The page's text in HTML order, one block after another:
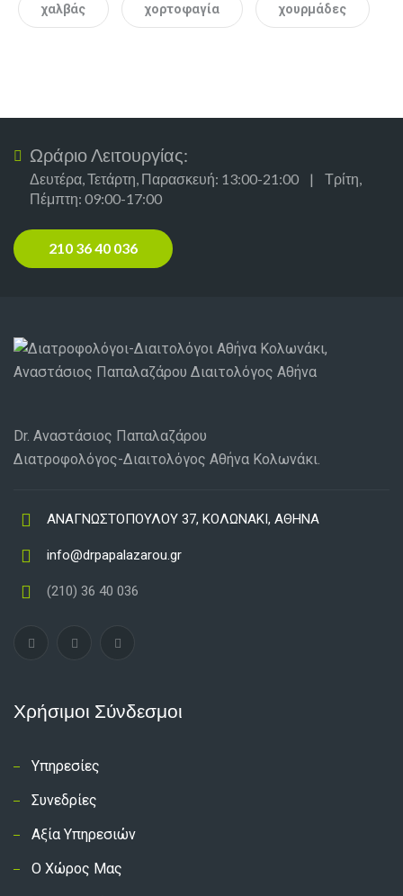
χαλβάς χορτοφαγία χουρμάδες
Ωράριο Λειτουργίας:
Δευτέρα, Τετάρτη, Παρασκευή: 13:00-21:00 | Τρίτη,
Πέμπτη: 09:00-17:00
210 36 40 036
Dr. Αναστάσιος Παπαλαζάρου
Διατροφολόγος-Διαιτολόγος Αθήνα Κολωνάκι.
ΑΝΑΓΝΩΣΤΟΠΟΥΛΟΥ 37, ΚΟΛΩΝΑΚΙ, ΑΘΗΝΑ
info@drpapalazarou.gr
(210) 36 40 036
Χρήσιμοι Σύνδεσμοι
Υπηρεσίες
Συνεδρίες
Αξία Υπηρεσιών
Ο Χώρος Μας